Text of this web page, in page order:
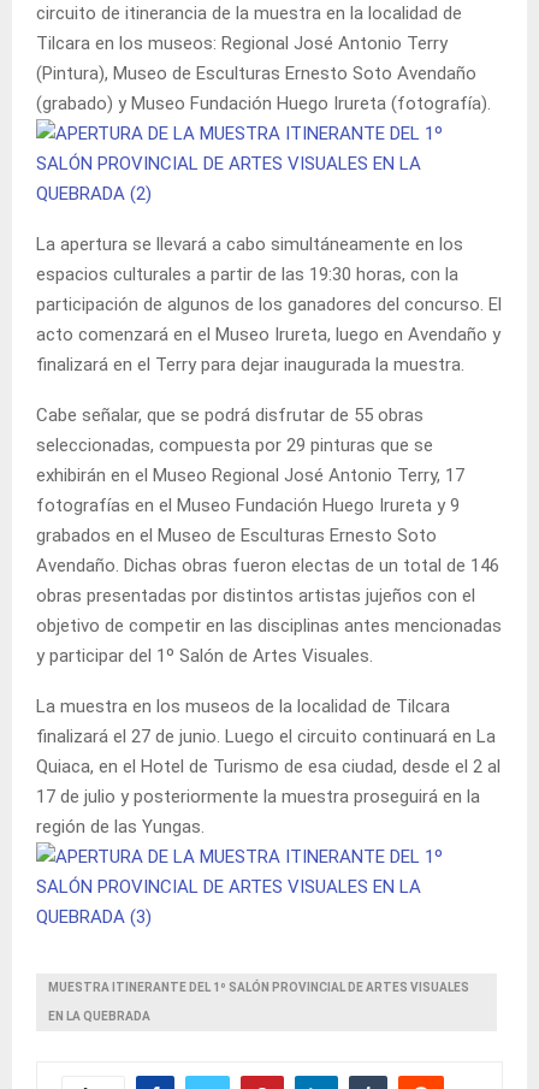
circuito de itinerancia de la muestra en la localidad de
Tilcara en los museos: Regional José Antonio Terry
(Pintura), Museo de Esculturas Ernesto Soto Avendaño
(grabado) y Museo Fundación Huego Irureta (fotografía).
La apertura se llevará a cabo simultáneamente en los
espacios culturales a partir de las 19:30 horas, con la
participación de algunos de los ganadores del concurso. El
acto comenzará en el Museo Irureta, luego en Avendaño y
finalizará en el Terry para dejar inaugurada la muestra.
Cabe señalar, que se podrá disfrutar de 55 obras
seleccionadas, compuesta por 29 pinturas que se
exhibirán en el Museo Regional José Antonio Terry, 17
fotografías en el Museo Fundación Huego Irureta y 9
grabados en el Museo de Esculturas Ernesto Soto
Avendaño. Dichas obras fueron electas de un total de 146
obras presentadas por distintos artistas jujeños con el
objetivo de competir en las disciplinas antes mencionadas
y participar del 1º Salón de Artes Visuales.
La muestra en los museos de la localidad de Tilcara
finalizará el 27 de junio. Luego el circuito continuará en La
Quiaca, en el Hotel de Turismo de esa ciudad, desde el 2 al
17 de julio y posteriormente la muestra proseguirá en la
región de las Yungas.
MUESTRA ITINERANTE DEL 1º SALÓN PROVINCIAL DE ARTES VISUALES
EN LA QUEBRADA